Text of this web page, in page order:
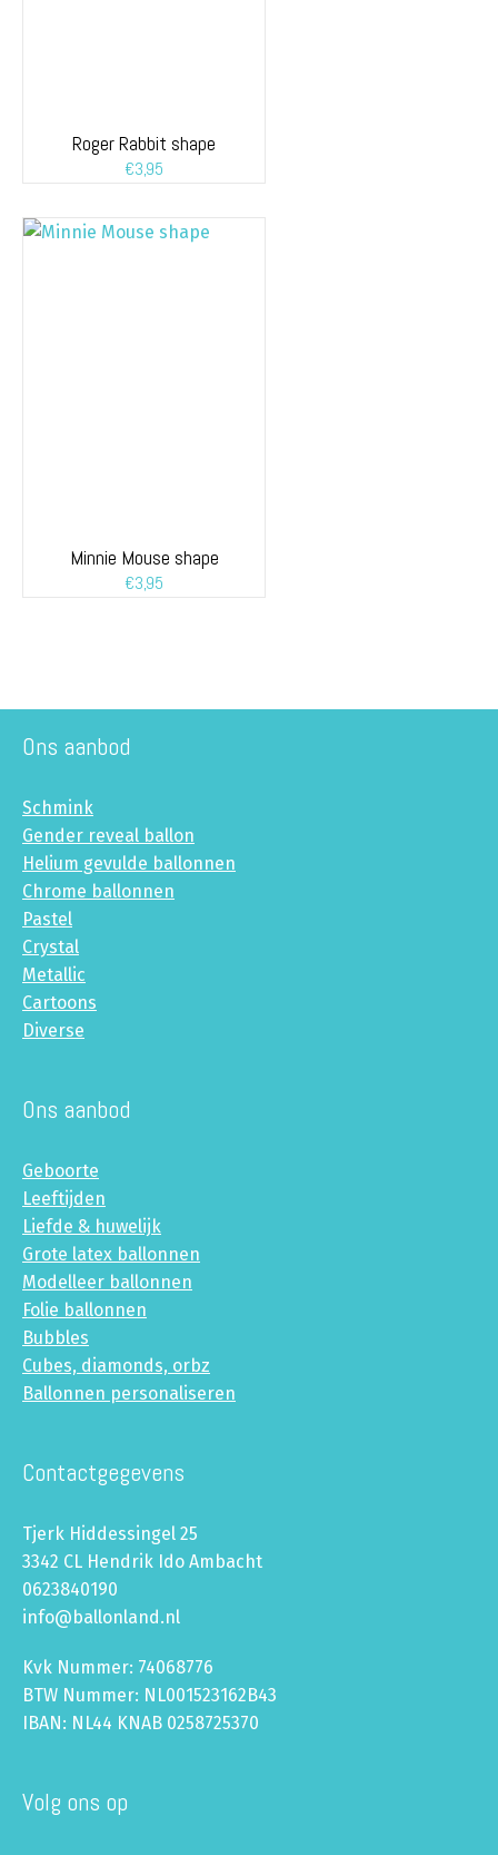
Roger Rabbit shape
€3,95
Minnie Mouse shape
€3,95
Ons aanbod
Schmink
Gender reveal ballon
Helium gevulde ballonnen
Chrome ballonnen
Pastel
Crystal
Metallic
Cartoons
Diverse
Ons aanbod
Geboorte
Leeftijden
Liefde & huwelijk
Grote latex ballonnen
Modelleer ballonnen
Folie ballonnen
Bubbles
Cubes, diamonds, orbz
Ballonnen personaliseren
Contactgegevens
Tjerk Hiddessingel 25
3342 CL Hendrik Ido Ambacht
0623840190
info@ballonland.nl
Kvk Nummer: 74068776
BTW Nummer: NL001523162B43
IBAN: NL44 KNAB 0258725370
Volg ons op